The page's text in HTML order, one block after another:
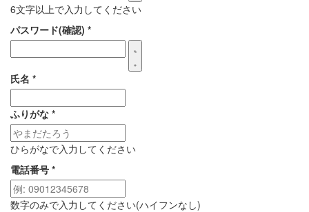
6文字以上で入力してください
パスワード(確認) *
氏名 *
ふりがな *
ひらがなで入力してください
電話番号 *
数字のみで入力してください(ハイフンなし)